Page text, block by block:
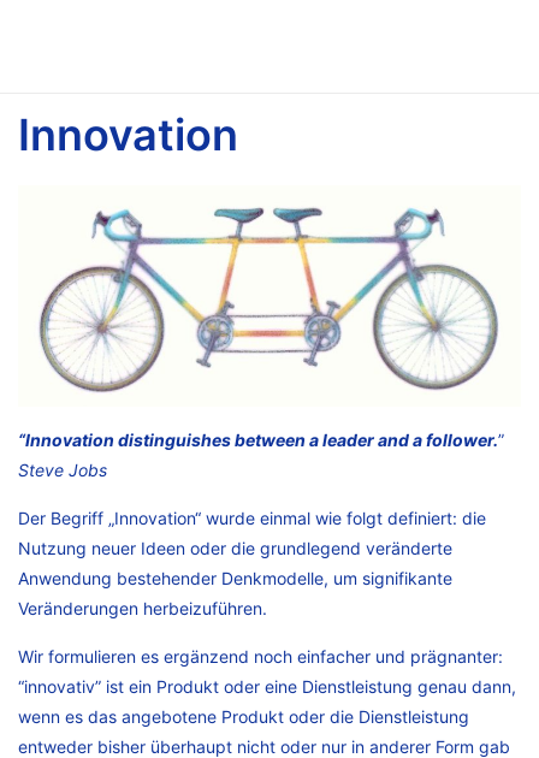
Innovation
“Innovation distinguishes between a leader and a follower.”
Steve Jobs
Der Begriff „Innovation“ wurde einmal wie folgt definiert: die
Nutzung neuer Ideen oder die grundlegend veränderte
Anwendung bestehender Denkmodelle, um signifikante
Veränderungen herbeizuführen.
Wir formulieren es ergänzend noch einfacher und prägnanter:
“innovativ” ist ein Produkt oder eine Dienstleistung genau dann,
wenn es das angebotene Produkt oder die Dienstleistung
entweder bisher überhaupt nicht oder nur in anderer Form gab